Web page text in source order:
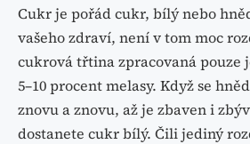
Cukr je pořád cukr, bílý nebo
vašeho zdraví, není v tom moc
cukrová třtina zpracovaná pouze
5–10 procent melasy. Když se
znovu a znovu, až je zbaven i
dostanete cukr bílý. Čili jediný